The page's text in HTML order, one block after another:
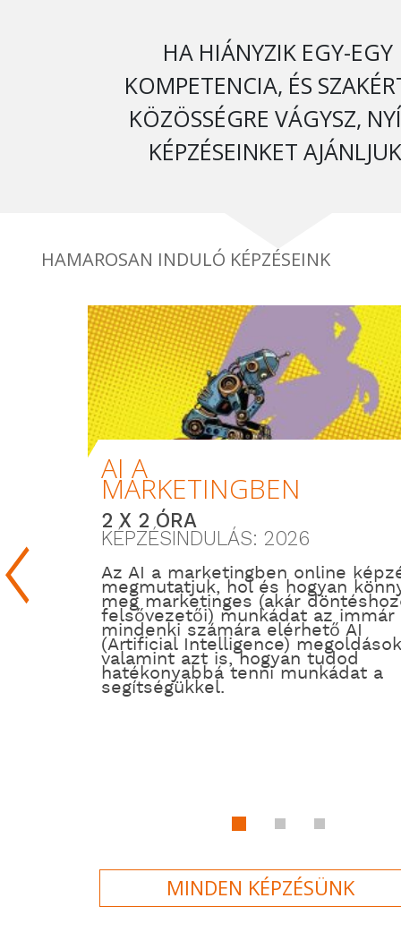
HA HIÁNYZIK EGY-EGY
KOMPETENCIA, ÉS
KÖZÖSSÉGRE VÁGYSZ,
KÉPZÉSEINKET
HAMAROSAN INDULÓ KÉPZÉSEINK
AI A
MARKETINGBEN
2 X 2 ÓRA
KÉPZÉSINDULÁS: 2026
Az AI a marketingben online
megmutatjuk, hol és hogyan
meg marketinges (akár
felsővezetői) munkádat az immár
mindenki számára elérhető AI
(Artificial Intelligence)
valamint azt is, hogyan tudod
hatékonyabbá tenni munkádat a
segítségükkel.
MINDEN KÉPZÉSÜNK